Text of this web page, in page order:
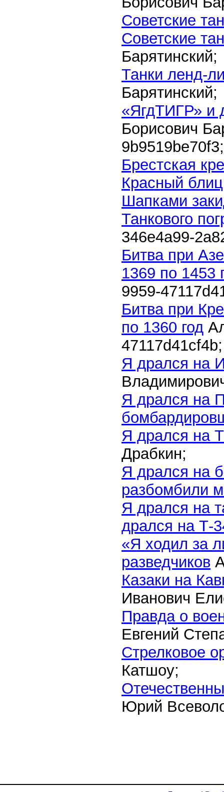
Советские
Советские
Барятинский;
Танки ленд-
Барятинский;
«ЯгдТИГР» и
Борисович
9b9519be70f3;
Брестская
Красный
Шапками
Танкового
346e4a99-
Битва при
1369 по 1453
9959-
Битва при
по 1360 год
47117d41cf4b;
Я дрался на
Я дрался на
Я дрался на
Драбкин;
Я дрался на
разбомбили
Я дрался на
дрался на Т-
«Я ходил за
разведчиков
Казаки на
Иванович
Правда о
Евгений
Стрелковое
Катшоу;
Юрий